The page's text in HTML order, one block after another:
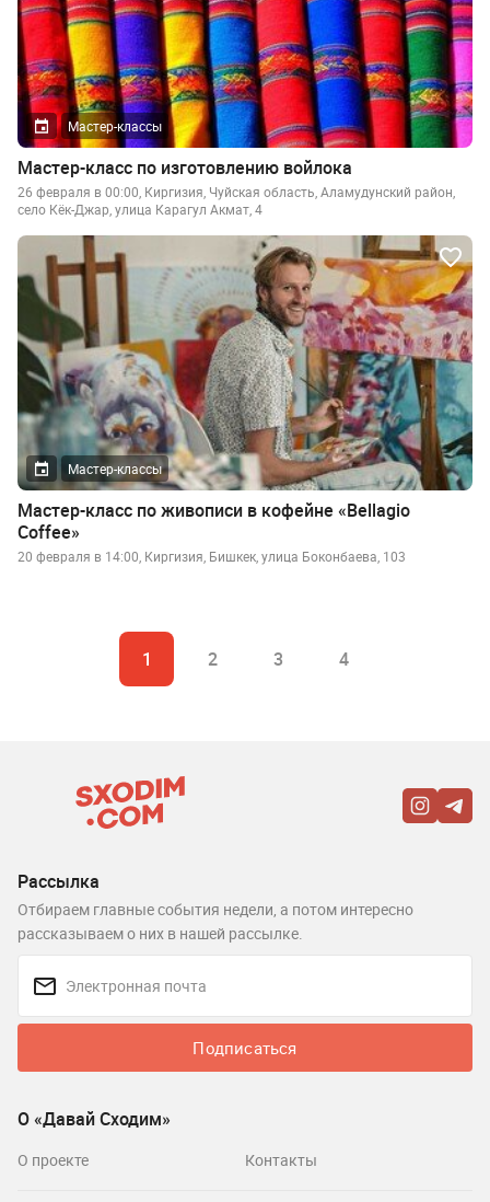
Мастер-классы
Мастер-класс по изготовлению войлока
26 февраля в 00:00, Киргизия, Чуйская область, Аламудунский район,
село Кёк-Джар, улица Карагул Акмат, 4
Мастер-классы
Мастер-класс по живописи в кофейне «Bellagio
Coffee»
20 февраля в 14:00, Киргизия, Бишкек, улица Боконбаева, 103
1 2 3 4
Рассылка
Отбираем главные события недели, а потом интересно
рассказываем о них в нашей рассылке.
Подписаться
О «Давай Сходим»
О проекте Контакты